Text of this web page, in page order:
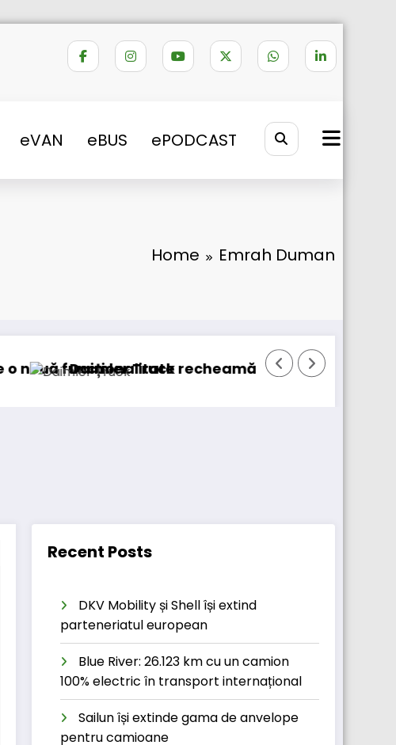
eVAN eBUS ePODCAST
Home Emrah Duman
Truck recheamă în service peste 131.000 de
DKV
Recent Posts
DKV Mobility și Shell își extind
parteneriatul european
Blue River: 26.123 km cu un camion
100% electric în transport internațional
Sailun își extinde gama de anvelope
pentru camioane